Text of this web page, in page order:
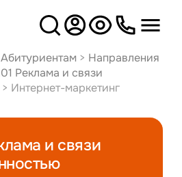
Версия
для слабовидящих
Абитуриентам > Направления
Реклама и связи
> Интернет-маркетинг
и связи